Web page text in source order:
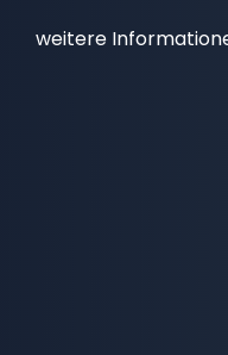
weitere